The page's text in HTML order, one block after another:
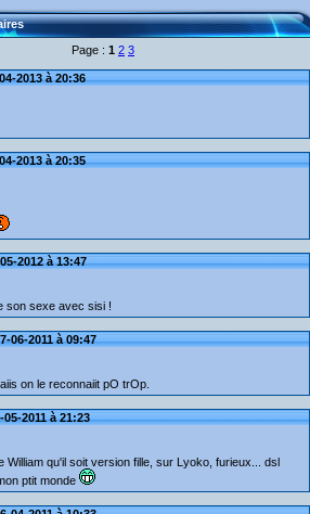
Page : 1 2 3
2013 à 20:36
2013 à 20:35
2012 à 13:47
son sexe avec sisi !
06-2011 à 09:47
on le reconnaiit pO trOp.
2011 à 21:23
William qu'il soit version fille, sur Lyoko, furieux... dsl
ptit monde